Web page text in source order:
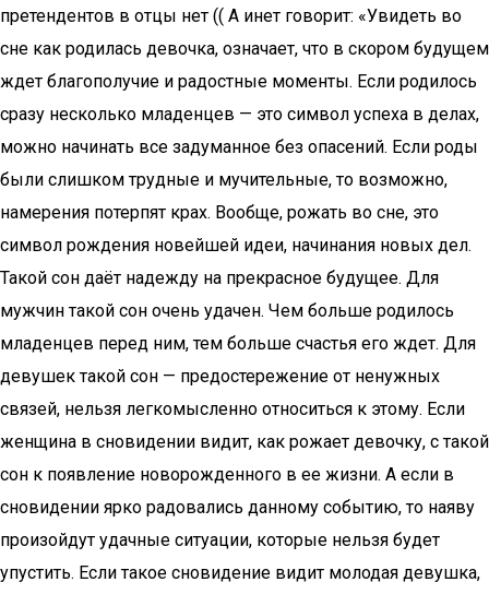
претендентов в отцы нет (( А инет говорит: «Увидеть во
сне как родилась девочка, означает, что в скором будущем
ждет благополучие и радостные моменты. Если родилось
сразу несколько младенцев — это символ успеха в делах,
можно начинать все задуманное без опасений. Если роды
были слишком трудные и мучительные, то возможно,
намерения потерпят крах. Вообще, рожать во сне, это
символ рождения новейшей идеи, начинания новых дел.
Такой сон даёт надежду на прекрасное будущее. Для
мужчин такой сон очень удачен. Чем больше родилось
младенцев перед ним, тем больше счастья его ждет. Для
девушек такой сон — предостережение от ненужных
связей, нельзя легкомысленно относиться к этому. Если
женщина в сновидении видит, как рожает девочку, с такой
сон к появление новорожденного в ее жизни. А если в
сновидении ярко радовались данному событию, то наяву
произойдут удачные ситуации, которые нельзя будет
упустить. Если такое сновидение видит молодая девушка,